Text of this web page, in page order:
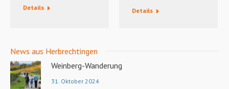
Details Details
News aus Herbrechtingen
Weinberg-Wanderung
31. Oktober 2024